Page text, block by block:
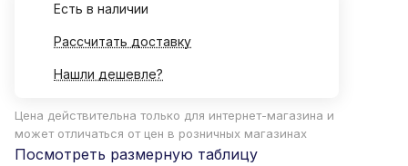
Есть в наличии
Рассчитать доставку
Нашли дешевле?
Цена действительна только для интернет-магазина и
может отличаться от цен в розничных магазинах
Посмотреть размерную таблицу